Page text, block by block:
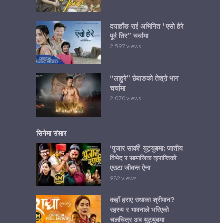
दयाहाँङ राई अभिनित “एसो हेरे
पूर्व तिर” चर्चामा
2,597 views
“लाहुरे” छेवाङको तेश्रो भाग
चर्चामा
2,070 views
सिनेमा संसार
‘पुजार सार्की’ युट्युबमा: जातीय
विभेद र सामाजिक क्रान्तिको
एउटा जीवन्त ऐना
982 views
कहाँ हराए राधाका श्रीमान?
रहस्य र भावनाले भरिएको
चलचित्र अब युट्युबमा